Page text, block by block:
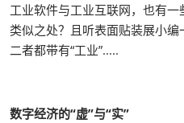
工业软件与工业互联网，也有
类似之处？且听表面贴装展小
二者都带有“工业”.....
数字经济的“虚”与“实”